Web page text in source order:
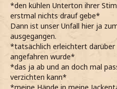
*den kühlen Unterton ihrer
erstmal nichts drauf gebe*
Dann ist unser Unfall hier ja
ausgegangen.
*tatsächlich erleichtert
angefahren wurde*
*das ja ab und an doch mal
verzichten kann*